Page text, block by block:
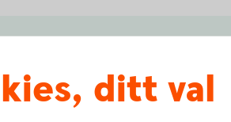
ditt val